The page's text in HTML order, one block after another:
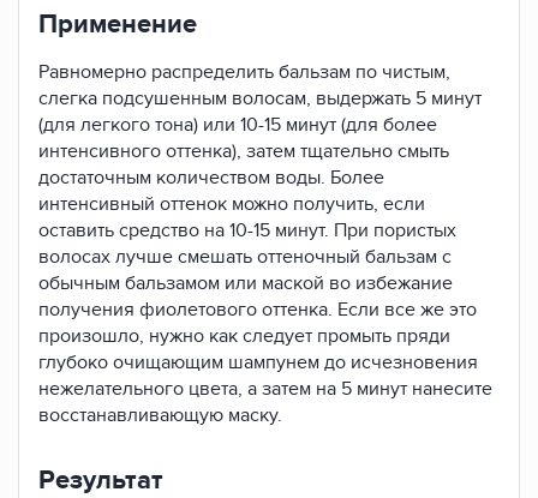
Применение
Равномерно распределить бальзам по чистым,
слегка подсушенным волосам, выдержать 5 минут
(для легкого тона) или 10-15 минут (для более
интенсивного оттенка), затем тщательно смыть
достаточным количеством воды. Более
интенсивный оттенок можно получить, если
оставить средство на 10-15 минут. При пористых
волосах лучше смешать оттеночный бальзам с
обычным бальзамом или маской во избежание
получения фиолетового оттенка. Если все же это
произошло, нужно как следует промыть пряди
глубоко очищающим шампунем до исчезновения
нежелательного цвета, а затем на 5 минут нанесите
восстанавливающую маску.
Результат